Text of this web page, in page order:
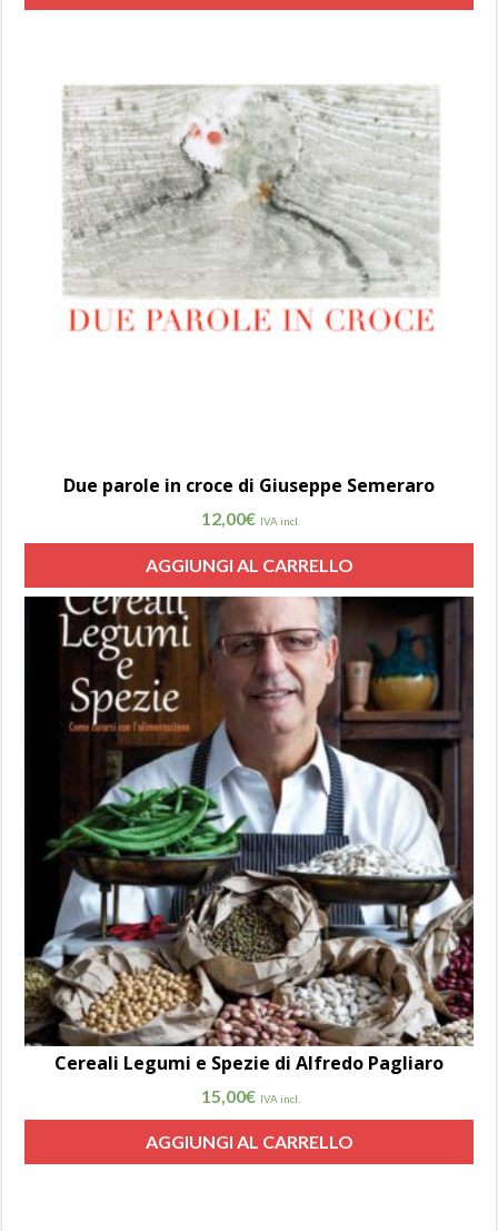
Due parole in croce di Giuseppe Semeraro
12,00€ IVA incl.
AGGIUNGI AL CARRELLO
Cereali Legumi e Spezie di Alfredo Pagliaro
15,00€ IVA incl.
AGGIUNGI AL CARRELLO